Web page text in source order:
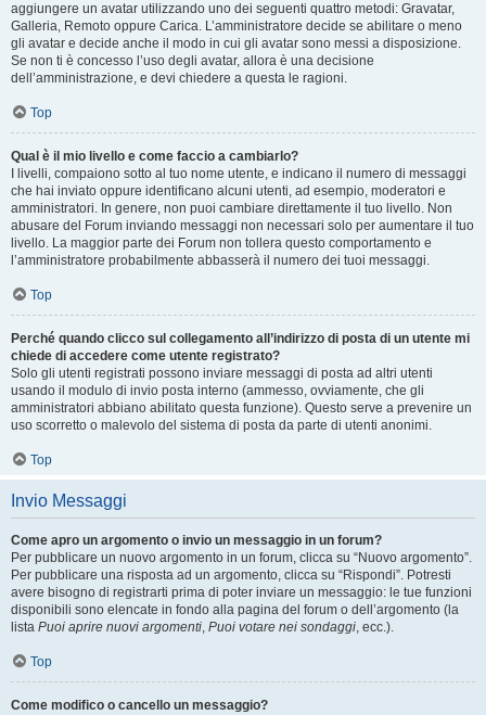
aggiungere un avatar utilizzando uno dei seguenti quattro metodi: Gravatar,
Galleria, Remoto oppure Carica. L’amministratore decide se abilitare o meno
gli avatar e decide anche il modo in cui gli avatar sono messi a disposizione.
Se non ti è concesso l’uso degli avatar, allora è una decisione
dell’amministrazione, e devi chiedere a questa le ragioni.
Top
Qual è il mio livello e come faccio a cambiarlo?
I livelli, compaiono sotto al tuo nome utente, e indicano il numero di messaggi
che hai inviato oppure identificano alcuni utenti, ad esempio, moderatori e
amministratori. In genere, non puoi cambiare direttamente il tuo livello. Non
abusare del Forum inviando messaggi non necessari solo per aumentare il tuo
livello. La maggior parte dei Forum non tollera questo comportamento e
l’amministratore probabilmente abbasserà il numero dei tuoi messaggi.
Top
Perché quando clicco sul collegamento all’indirizzo di posta di un utente mi
chiede di accedere come utente registrato?
Solo gli utenti registrati possono inviare messaggi di posta ad altri utenti
usando il modulo di invio posta interno (ammesso, ovviamente, che gli
amministratori abbiano abilitato questa funzione). Questo serve a prevenire un
uso scorretto o malevolo del sistema di posta da parte di utenti anonimi.
Top
Invio Messaggi
Come apro un argomento o invio un messaggio in un forum?
Per pubblicare un nuovo argomento in un forum, clicca su “Nuovo argomento”.
Per pubblicare una risposta ad un argomento, clicca su “Rispondi”. Potresti
avere bisogno di registrarti prima di poter inviare un messaggio: le tue funzioni
disponibili sono elencate in fondo alla pagina del forum o dell’argomento (la
lista Puoi aprire nuovi argomenti, Puoi votare nei sondaggi, ecc.).
Top
Come modifico o cancello un messaggio?